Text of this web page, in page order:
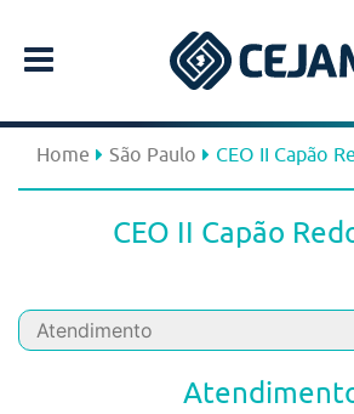
Home São Paulo CEO II Capão
CEO II Capão